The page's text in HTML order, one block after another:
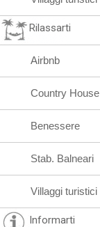
Rilassarti
Airbnb
Country House
Benessere
Stab. Balneari
Villaggi turistici
Informarti